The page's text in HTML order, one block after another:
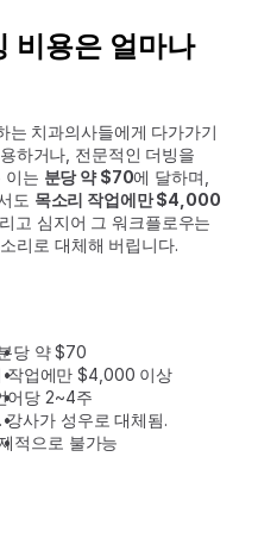
비용은 얼마나
는 치과의사들에게 다가가기
하거나, 전문적인 더빙을
이는 분당 약 $70에 달하며,
도 목소리 작업에만 $4,000
고 심지어 그 워크플로우는
리로 대체해 버립니다.
당 약 $70
작업에만 $4,000 이상
어당 2~4주
강사가 성우로 대체됨.
적으로 불가능